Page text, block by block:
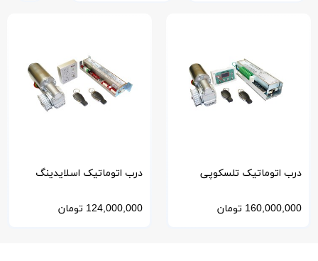
درب اتوماتیک تلسکوپی
اپراتور STARK-استارک
160,000,000 تومان
درب اتوماتیک اسلایدینگ
اپراتور STARK-استارک
124,000,000 تومان